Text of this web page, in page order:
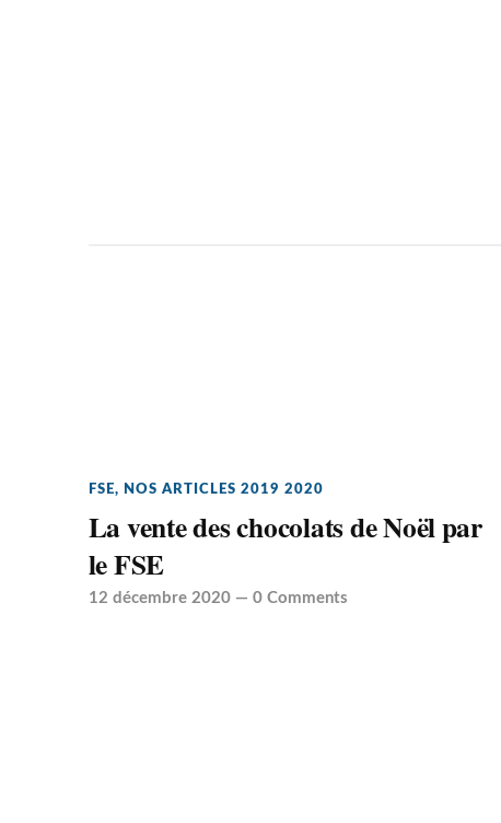
FSE, NOS ARTICLES 2019 2020
La vente des chocolats de Noël par
le FSE
12 décembre 2020— 0 Comments